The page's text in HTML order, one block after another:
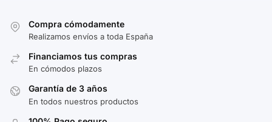
Compra cómodamente
Realizamos envíos a toda España
Financiamos tus compras
En cómodos plazos
Garantía de 3 años
En todos nuestros productos